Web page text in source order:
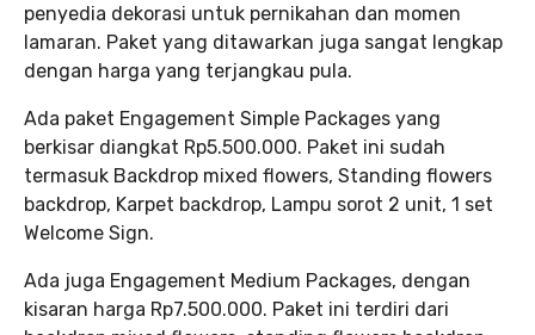
penyedia dekorasi untuk pernikahan dan momen
lamaran. Paket yang ditawarkan juga sangat lengkap
dengan harga yang terjangkau pula.
Ada paket Engagement Simple Packages yang
berkisar diangkat Rp5.500.000. Paket ini sudah
termasuk Backdrop mixed flowers, Standing flowers
backdrop, Karpet backdrop, Lampu sorot 2 unit, 1 set
Welcome Sign.
Ada juga Engagement Medium Packages, dengan
kisaran harga Rp7.500.000. Paket ini terdiri dari